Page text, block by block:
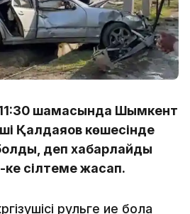
11:30 шамасында Шымкент
Қалдаяқов көшесінде
деп хабарлайды
сілтеме жасап.
рульге ие бола